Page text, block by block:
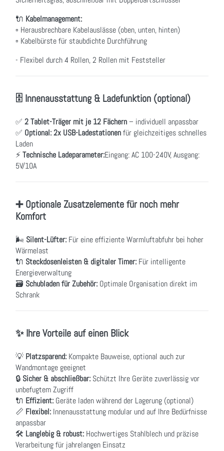
🔌 Kabelmanagement:
▫ Herausbrechbare Kabelauslässe (oben, unten, hinten)
▫ Kabelbürste für staubdichte Durchführung
- Flexibel durch 4 Rollen, 2 Rollen mit Feststeller
🗄 Innenausstattung & Ladefunktion (optional)
✅ 2 Tablet-Träger mit je 12 Fächern– individuell anpassbar
✅ Optional: 2x USB-Ladestationenfür gleichzeitiges schnelles
Laden
⚡Technische Ladeparameter:Eingang: AC 100-240V, Ausgang:
5V/10A
➕ Optionale Zusatzelemente für noch mehr
Komfort
🌬 Silent-Lüfter: Für eine effiziente Warmluftabfuhr bei hoher
Wärmelast
🔌 Steckdosenleisten & digitaler Timer: Für intelligente
Energieverwaltung
🗃 Schubladen für Zubehör: Optimale Organisation direkt im
Schrank
✨ Ihre Vorteile auf einen Blick
💡 Platzsparend: Kompakte Bauweise, optional auch zur
Wandmontage geeignet
🔒 Sicher & abschließbar: Schützt Ihre Geräte zuverlässig vor
unbefugtem Zugriff
🔌 Effizient: Geräte laden während der Lagerung (optional)
📏 Flexibel: Innenausstattung modular und auf Ihre Bedürfnisse
anpassbar
🛠 Langlebig & robust: Hochwertiges Stahlblech und präzise
Verarbeitung für jahrelangen Einsatz